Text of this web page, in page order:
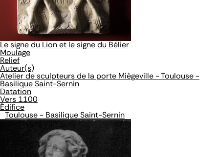
Le signe du Lion et le signe du Bélier
Moulage
Relief
Auteur(s)
Atelier de sculpteurs de la porte Miègeville - Toulouse -
Basilique Saint-Sernin
Datation
Vers 1100
Édifice
Toulouse - Basilique Saint-Sernin